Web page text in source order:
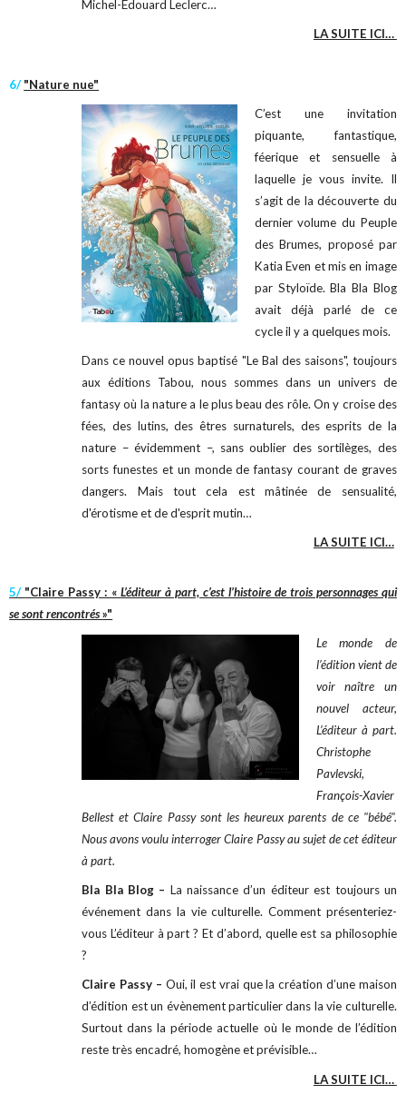
Michel-Édouard Leclerc…
LA SUITE ICI…
6/ "Nature nue"
C’est une invitation
piquante, fantastique,
féerique et sensuelle à
laquelle je vous invite. Il
s’agit de la découverte du
dernier volume du Peuple
des Brumes, proposé par
Katia Even et mis en image
par Styloïde. Bla Bla Blog
avait déjà parlé de ce
cycle il y a quelques mois.
Dans ce nouvel opus baptisé "Le Bal des saisons", toujours
aux éditions Tabou, nous sommes dans un univers de
fantasy où la nature a le plus beau des rôle. On y croise des
fées, des lutins, des êtres surnaturels, des esprits de la
nature – évidemment –, sans oublier des sortilèges, des
sorts funestes et un monde de fantasy courant de graves
dangers. Mais tout cela est mâtinée de sensualité,
d'érotisme et de d'esprit mutin…
LA SUITE ICI…
5/ "Claire Passy : «L’éditeur à part, c’est l’histoire de trois personnages qui
se sont rencontrés»"
Le monde de
l’édition vient de
voir naître un
nouvel acteur,
L’éditeur à part.
Christophe
Pavlevski,
François-Xavier
Bellest et Claire Passy sont les heureux parents de ce "bébé".
Nous avons voulu interroger Claire Passy au sujet de cet éditeur
à part.
Bla Bla Blog – La naissance d’un éditeur est toujours un
événement dans la vie culturelle. Comment présenteriez-
vous L’éditeur à part ? Et d’abord, quelle est sa philosophie
?
Claire Passy – Oui, il est vrai que la création d’une maison
d’édition est un évènement particulier dans la vie culturelle.
Surtout dans la période actuelle où le monde de l’édition
reste très encadré, homogène et prévisible…
LA SUITE ICI…